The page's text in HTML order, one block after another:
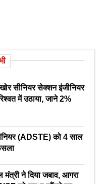
सीनियर सेक्शन इंजीनियर
में उठाया, जाने 2%
(ADSTE) को 4 साल
ने दिया जबाव, आगरा